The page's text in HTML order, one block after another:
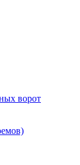
ворот